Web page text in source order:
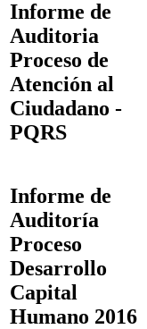
Informe de
Auditoria
Proceso de
Atención al
Ciudadano -
PQRS
Informe de
Auditoría
Proceso
Desarrollo
Capital
Humano 2016